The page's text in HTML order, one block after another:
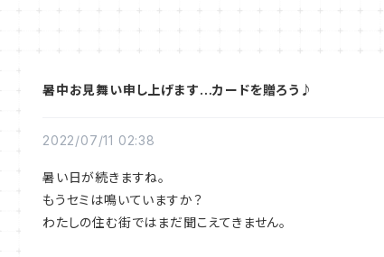
暑中お見舞い申し上げます…カードを贈ろう♪
2022/07/11 02:38
暑い日が続きますね。
もうセミは鳴いていますか？
わたしの住む街ではまだ聞こえてきません。